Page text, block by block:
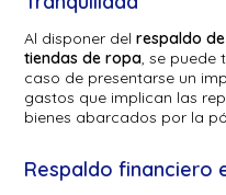
Al disponer delrespaldo
tiendas de ropa, se puede
caso de presentarse un
gastos que implican las
bienes abarcados por la
Respaldo financiero